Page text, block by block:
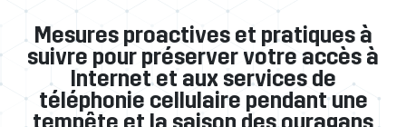
Mesures proactives et pratiques à
suivre pour préserver votre accès à
Internet et aux services de
téléphonie cellulaire pendant une